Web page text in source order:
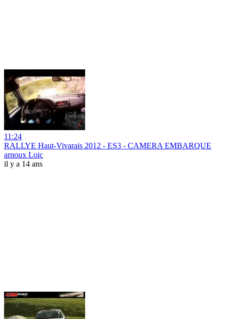
11:24
RALLYE Haut-Vivarais 2012 - ES3 - CAMERA EMBARQUE
arnoux Loic
il y a 14 ans